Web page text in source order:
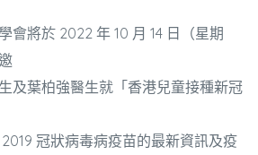
會將於 2022 年 10 月 14 日（星期
及葉柏強醫生就「香港兒童接種新冠
冠狀病毒病疫苗的最新資訊及疫